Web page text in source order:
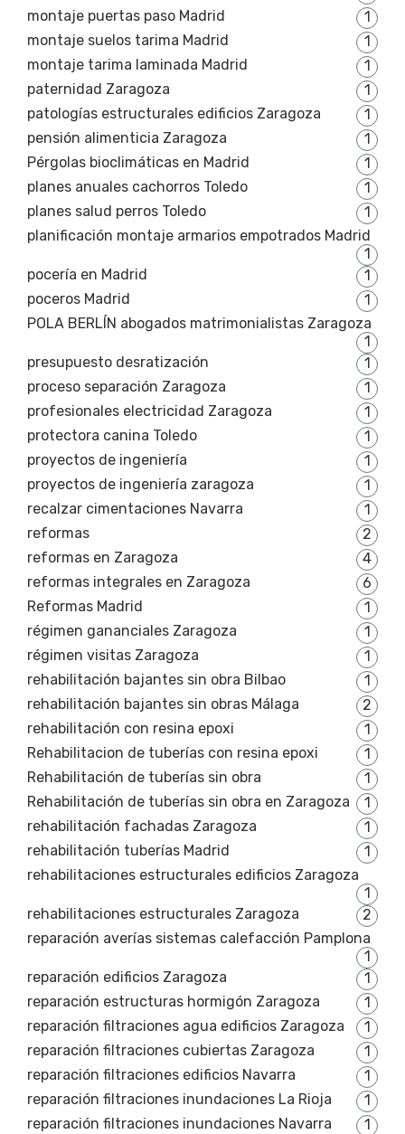
montaje puertas paso Madrid
1
montaje suelos tarima Madrid
1
montaje tarima laminada Madrid
1
paternidad Zaragoza
1
patologías estructurales edificios Zaragoza
1
pensión alimenticia Zaragoza
1
Pérgolas bioclimáticas en Madrid
1
planes anuales cachorros Toledo
1
planes salud perros Toledo
1
planificación montaje armarios empotrados Madrid
1
pocería en Madrid
1
poceros Madrid
1
POLA BERLÍN abogados matrimonialistas Zaragoza
1
presupuesto desratización
1
proceso separación Zaragoza
1
profesionales electricidad Zaragoza
1
protectora canina Toledo
1
proyectos de ingeniería
1
proyectos de ingeniería zaragoza
1
recalzar cimentaciones Navarra
1
reformas
2
reformas en Zaragoza
4
reformas integrales en Zaragoza
6
Reformas Madrid
1
régimen gananciales Zaragoza
1
régimen visitas Zaragoza
1
rehabilitación bajantes sin obra Bilbao
1
rehabilitación bajantes sin obras Málaga
2
rehabilitación con resina epoxi
1
Rehabilitacion de tuberías con resina epoxi
1
Rehabilitación de tuberías sin obra
1
Rehabilitación de tuberías sin obra en Zaragoza
1
rehabilitación fachadas Zaragoza
1
rehabilitación tuberías Madrid
1
rehabilitaciones estructurales edificios Zaragoza
1
rehabilitaciones estructurales Zaragoza
2
reparación averías sistemas calefacción Pamplona
1
reparación edificios Zaragoza
1
reparación estructuras hormigón Zaragoza
1
reparación filtraciones agua edificios Zaragoza
1
reparación filtraciones cubiertas Zaragoza
1
reparación filtraciones edificios Navarra
1
reparación filtraciones inundaciones La Rioja
1
reparación filtraciones inundaciones Navarra
1